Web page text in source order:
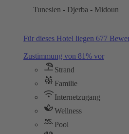
Tunesien - Djerba - Midoun
Für dieses Hotel liegen 677
Zustimmung von 81% vor
Strand
Familie
Internetzugang
Wellness
Pool